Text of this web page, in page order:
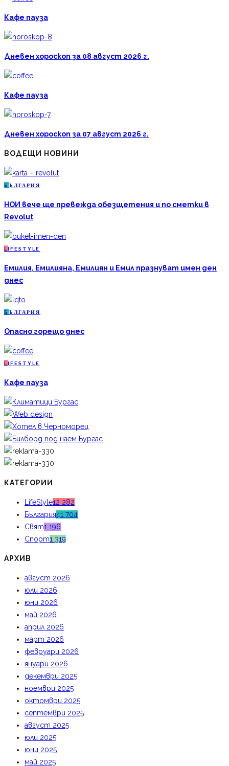
Кафе пауза
Дневен хороскоп за 08 август 2026 г.
Кафе пауза
Дневен хороскоп за 07 август 2026 г.
ВОДЕЩИ НОВИНИ
Б ЪЛГАРИЯ
НОИ вече ще превежда обезщетения и по сметки в
Revolut
L IFESTYLE
Емилия, Емилияна, Емилиян и Емил празнуват имен ден
днес
Б ЪЛГАРИЯ
Опасно горещо днес
L IFESTYLE
Кафе пауза
КАТЕГОРИИ
LifeStyle12 282
България41 704
Свят1 196
Спорт1 319
АРХИВ
август 2026
юли 2026
юни 2026
май 2026
април 2026
март 2026
февруари 2026
януари 2026
декември 2025
ноември 2025
октомври 2025
септември 2025
август 2025
юли 2025
юни 2025
май 2025